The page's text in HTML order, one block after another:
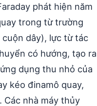
phát hiện năm
trong từ trường
cuộn dây), lực từ tác
có hướng, tạo ra
dụng thu nhỏ của
kéo đinamô quay,
Các nhà máy thủy